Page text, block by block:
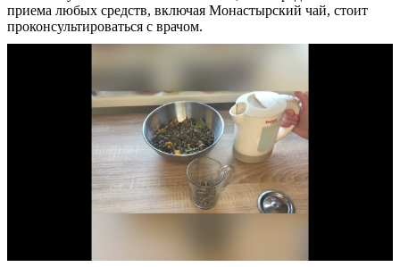
приема любых средств, включая Монастырский чай, стоит
проконсультироваться с врачом.